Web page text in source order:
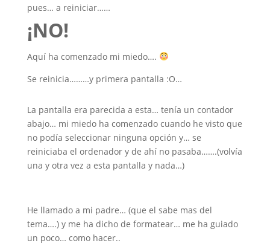
pues… a reiniciar……
¡NO!
Aquí ha comenzado mi miedo….
Se reinicia………y primera pantalla :O…
La pantalla era parecida a esta… tenía un contador
abajo… mi miedo ha comenzado cuando he visto que
no podía seleccionar ninguna opción y… se
reiniciaba el ordenador y de ahí no pasaba…….(volvía
una y otra vez a esta pantalla y nada…)
He llamado a mi padre… (que el sabe mas del
tema….) y me ha dicho de formatear… me ha guiado
un poco… como hacer..